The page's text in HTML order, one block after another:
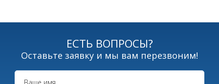
ЕСТЬ ВОПРОСЫ?
Оставьте заявку и мы вам перезвоним!